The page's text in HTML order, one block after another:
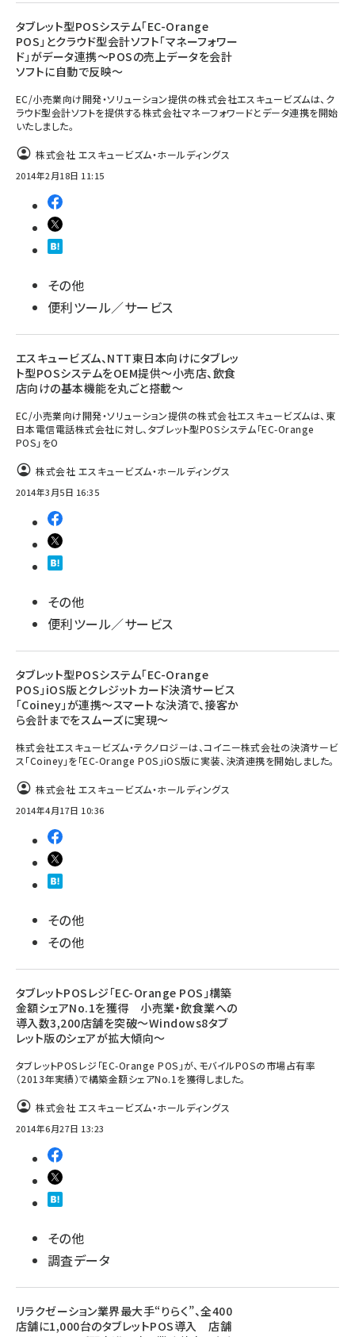
タブレット型POSシステム「EC-Orange
POS」とクラウド型会計ソフト「マネーフォワー
ド」がデータ連携～POSの売上データを会計
ソフトに自動で反映～
EC/小売業向け開発・ソリューション提供の株式会社エスキュービズムは、ク
ラウド型会計ソフトを提供する株式会社マネーフォワードとデータ連携を開始
いたしました。
株式会社 エスキュービズム・ホールディングス
2014年2月18日 11:15
その他
便利ツール／サービス
エスキュービズム、NTT東日本向けにタブレッ
ト型POSシステムをOEM提供～小売店、飲食
店向けの基本機能を丸ごと搭載～
EC/小売業向け開発・ソリューション提供の株式会社エスキュービズムは、東
日本電信電話株式会社に対し、タブレット型POSシステム「EC-Orange
POS」をO
株式会社 エスキュービズム・ホールディングス
2014年3月5日 16:35
その他
便利ツール／サービス
タブレット型POSシステム「EC-Orange
POS」iOS版とクレジットカード決済サービス
「Coiney」が連携～スマートな決済で、接客か
ら会計までをスムーズに実現～
株式会社エスキュービズム・テクノロジーは、コイニー株式会社の決済サービ
ス「Coiney」を「EC-Orange POS」iOS版に実装、決済連携を開始しました。
株式会社 エスキュービズム・ホールディングス
2014年4月17日 10:36
その他
その他
タブレットPOSレジ「EC-Orange POS」構築
金額シェアNo.1を獲得 小売業・飲食業への
導入数3,200店舗を突破～Windows8タブ
レット版のシェアが拡大傾向～
タブレットPOSレジ「EC-Orange POS」が、モバイルPOSの市場占有率
（2013年実績）で構築金額シェアNo.1を獲得しました。
株式会社 エスキュービズム・ホールディングス
2014年6月27日 13:23
その他
調査データ
リラクゼーション業界最大手“りらく”、全400
店舗に1,000台のタブレットPOS導入 店舗